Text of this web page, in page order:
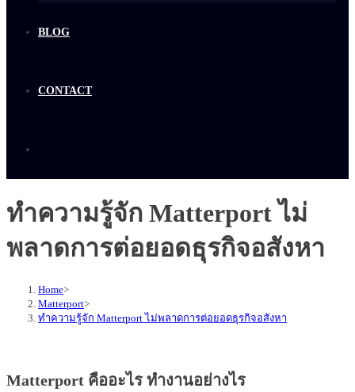
BLOG
CONTACT
ทำความรู้จัก Matterport ไม่
พลาดการต่อยอดธุรกิจอสังหา
Home>
Matterport>
ทำความรู้จัก Matterport ไม่พลาดการต่อยอดธุรกิจอสังหา
Matterport คืออะไร ทำงานอย่างไร